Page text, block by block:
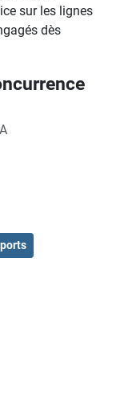
sur les lignes
dès